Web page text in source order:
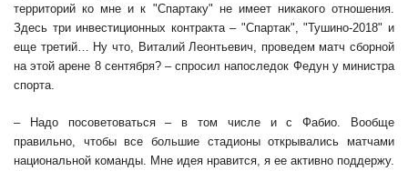
территорий ко мне и к "Спартаку" не имеет никакого отношения.
Здесь три инвестиционных контракта – "Спартак", "Тушино-2018" и
еще третий… Ну что, Виталий Леонтьевич, проведем матч сборной
на этой арене 8 сентября? – спросил напоследок Федун у министра
спорта.
– Надо посоветоваться – в том числе и с Фабио. Вообще
правильно, чтобы все большие стадионы открывались матчами
национальной команды. Мне идея нравится, я ее активно поддержу.